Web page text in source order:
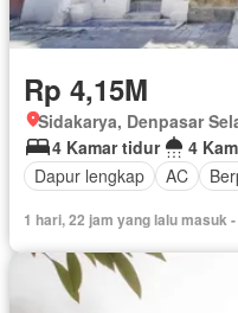
Rp 4,15M
Sidakarya, Denpasar
4 Kamar tidur
4
Dapur lengkap
AC
1 hari, 22 jam yang lalu masuk